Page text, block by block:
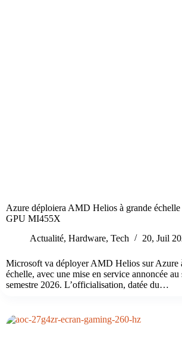
Azure déploiera AMD Helios à grande échelle
GPU MI455X
Actualité, Hardware, Tech 20, Juil
Microsoft va déployer AMD Helios sur Azure
échelle, avec une mise en service annoncée au
semestre 2026. L’officialisation, datée du…